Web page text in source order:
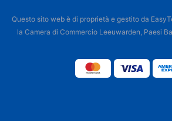
Questo sito web è di proprietà e gestito da
la Camera di Commercio Leeuwarden, Paesi